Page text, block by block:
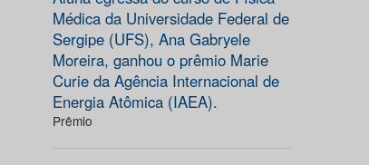
Médica da Universidade Federal de
Sergipe (UFS), Ana Gabryele
Moreira, ganhou o prêmio Marie
Curie da Agência Internacional de
Energia Atômica (IAEA).
Prêmio